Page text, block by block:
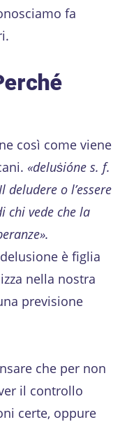
fa
così come viene
«deluṡióne s. f.
o l’essere
chi vede che la
è figlia
nella nostra
previsione
che per non
il controllo
certe, oppure